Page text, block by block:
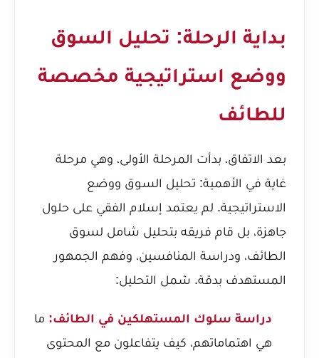
بداية الرحلة: تحليل السوق
ووضع استراتيجية مخصصة
للطائف
بعد الاتفاق، بدأت المرحلة الأولى، وهي مرحلة
غاية في الأهمية: تحليل السوق ووضع
الاستراتيجية. لم يعتمد إسلام الفقي على حلول
جاهزة، بل قام فريقه بتحليل شامل لسوق
الطائف، ودراسة المنافسين، وفهم الجمهور
المستهدف بدقة. شمل التحليل:
دراسة سلوك المستهلكين في الطائف: ما
هي اهتماماتهم، كيف يتفاعلون مع المحتوى